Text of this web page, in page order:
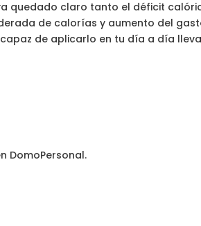
quedado claro tanto el déficit
de calorías y aumento del
de aplicarlo en tu día a día
DomoPersonal.